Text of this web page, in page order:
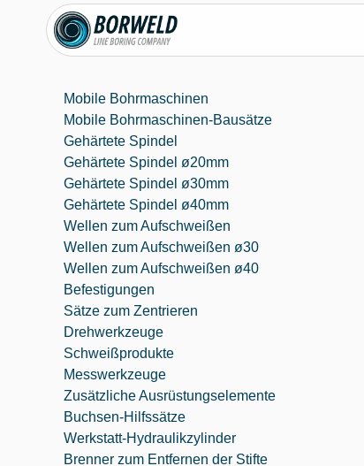
Mobile Bohrmaschinen
Mobile Bohrmaschinen-Bausätze
Gehärtete Spindel
Gehärtete Spindel ø20mm
Gehärtete Spindel ø30mm
Gehärtete Spindel ø40mm
Wellen zum Aufschweißen
Wellen zum Aufschweißen ø30
Wellen zum Aufschweißen ø40
Befestigungen
Sätze zum Zentrieren
Drehwerkzeuge
Schweißprodukte
Messwerkzeuge
Zusätzliche Ausrüstungselemente
Buchsen-Hilfssätze
Werkstatt-Hydraulikzylinder
Brenner zum Entfernen der Stifte